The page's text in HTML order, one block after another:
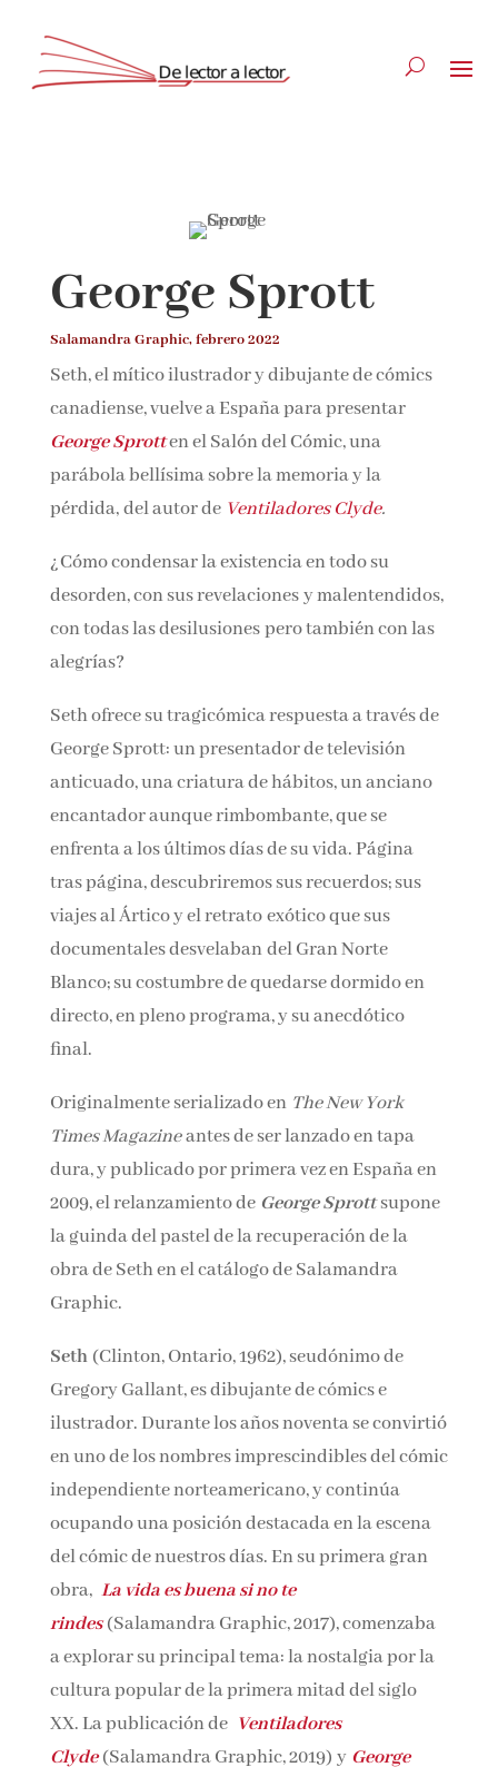
George Sprott
Salamandra Graphic, febrero 2022
Seth, el mítico ilustrador y dibujante de cómics
canadiense, vuelve a España para presentar
George Sprotten el Salón del Cómic, una
parábola bellísima sobre la memoria y la
pérdida, del autor de Ventiladores Clyde.
¿Cómo condensar la existencia en todo su
desorden, con sus revelaciones y
malentendidos, con todas las desilusiones pero
también con las alegrías?
Seth ofrece su tragicómica respuesta a través
de George Sprott: un presentador de televisión
anticuado, una criatura de hábitos, un anciano
encantador aunque rimbombante, que se
enfrenta a los últimos días de su vida. Página
tras página, descubriremos sus recuerdos; sus
viajes al Ártico y el retrato exótico que sus
documentales desvelaban del Gran Norte
Blanco; su costumbre de quedarse dormido en
directo, en pleno programa, y su anecdótico
final.
Originalmente serializado en The New York
Times Magazineantes de ser lanzado en tapa
dura, y publicado por primera vez en España
en 2009, el relanzamiento deGeorge
Sprottsupone la guinda del pastel de la
recuperación de la obra de Seth en el catálogo
de Salamandra Graphic.
Seth(Clinton, Ontario, 1962), seudónimo de
Gregory Gallant, es dibujante de cómics e
ilustrador. Durante los años noventa se
convirtió en uno de los nombres
imprescindibles del cómic independiente
norteamericano, y continúa ocupando una
posición destacada en la escena del cómic de
nuestros días. En su primera gran obra,
vida es buena si no te rindes(Salamandra
Graphic, 2017), comenzaba a explorar su
principal tema: la nostalgia por la cultura
popular de la primera mitad del siglo XX. La
publicación deVentiladores
¡Suscríbete y No Te Pierdas
Nada!
literatura y recibe las últimas noticias y
reseñas directamente en tu bandeja de entrada.
Nombre*
Email*